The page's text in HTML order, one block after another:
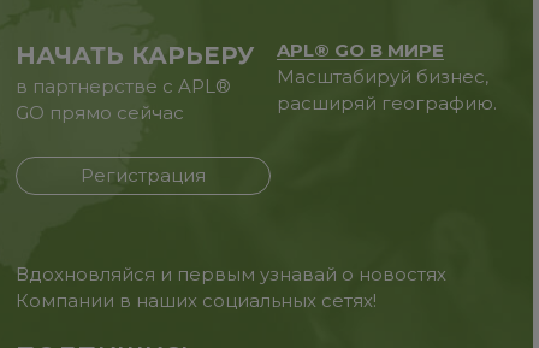
НАЧАТЬ КАРЬЕРУ
в партнерстве с APL®
GO прямо сейчас
Регистрация
APL® GO В МИРЕ
Масштабируй бизнес,
расширяй географию.
Вдохновляйся и первым узнавай о новостях
Компании в наших социальных сетях!